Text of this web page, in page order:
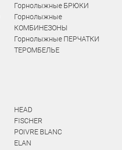
Горнолыжные БРЮКИ
Горнолыжные
КОМБИНЕЗОНЫ
Горнолыжные ПЕРЧАТКИ
ТЕРОМБЕЛЬЕ
HEAD
FISCHER
POIVRE BLANC
ELAN